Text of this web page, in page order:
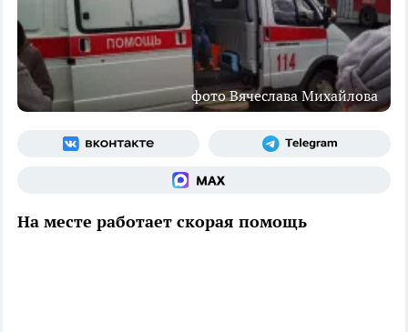
фото Вячеслава Михайлова
На месте работает скорая помощь